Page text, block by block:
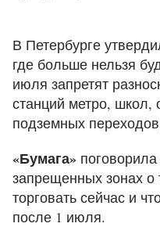
В Петербурге
где больше нельзя
июля запретят
станций метро, школ,
подземных
«Бумага»
запрещенных зонах
торговать сейчас и
после 1 июля.